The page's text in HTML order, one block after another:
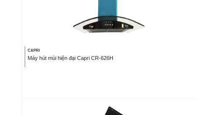
CAPRI
Máy hút mùi hiện đại Capri CR-626H